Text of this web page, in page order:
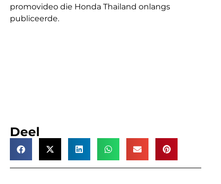
promovideo die Honda Thailand onlangs
publiceerde.
Deel